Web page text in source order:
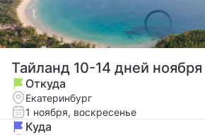
Тайланд 10-14 дней ноября
Откуда
Екатеринбург
1 ноября, воскресенье
Куда